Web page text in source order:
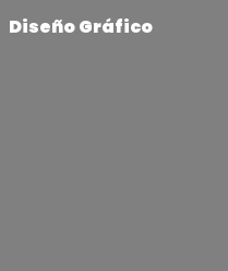
Diseño Gráfico